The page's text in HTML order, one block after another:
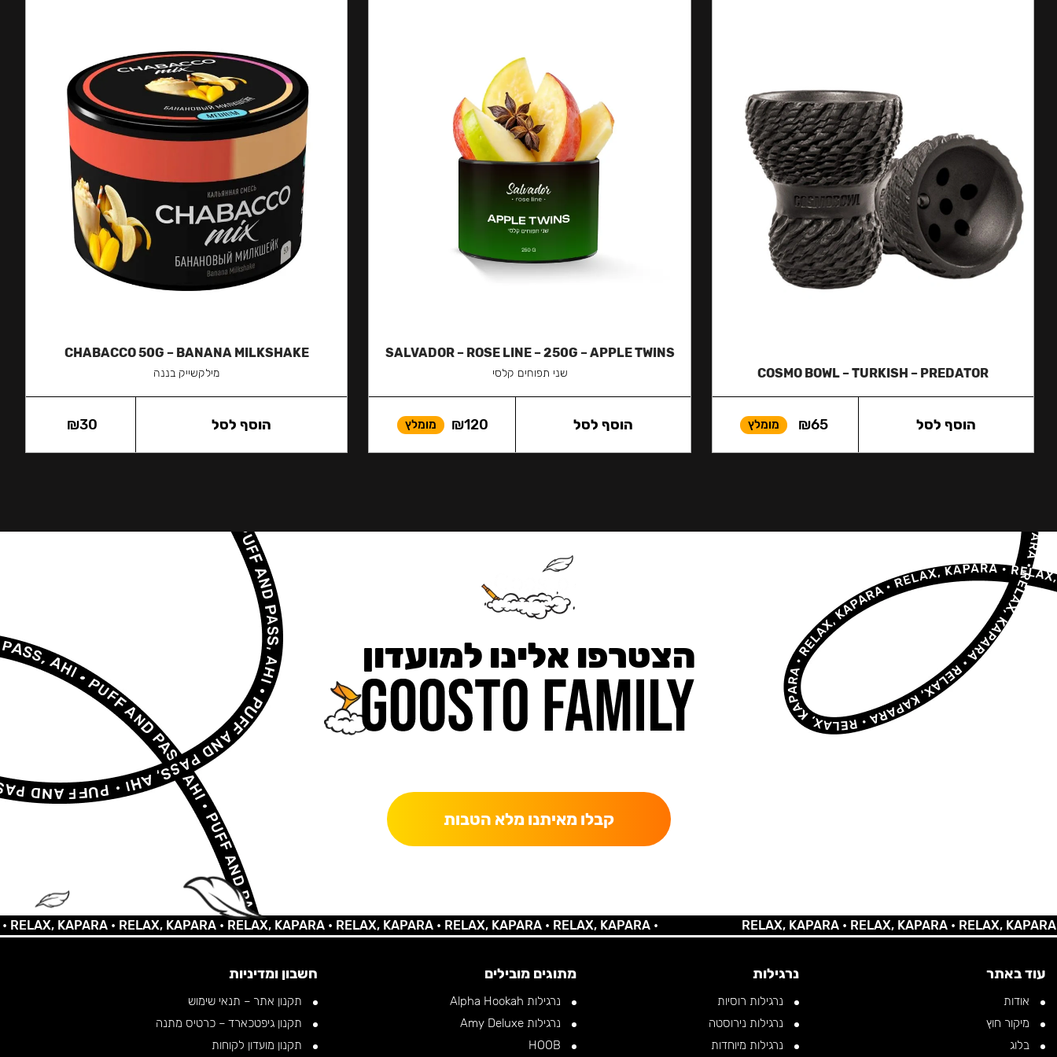
COSMO BOWL – TURKISH – PREDATOR
₪65 מומלץ הוסף לסל
SALVADOR – ROSE LINE – 250G – APPLE TWINS
שני תפוחים קלסי
₪120 מומלץ הוסף לסל
CHABACCO 50G – BANANA MILKSHAKE
מילקשייק בננה
₪30 הוסף לסל
הצטרפו אלינו למועדון
קבלו מאיתנו מלא הטבות
KAPARA •RELAX, KAPARA •RELAX, KAPARA •RELAX, KAPARA •RELAX, KAPARA •RELAX, KAPARA • RELAX, KAPARA •RELAX, KAPARA •RELAX, KAPARA •
עוד באתר
אודות
מיקור חוץ
בלוג
נרגילות
נרגילות רוסיות
נרגילות נירוסטה
נרגילות מיוחדות
מתוגים מובילים
נרגילות Alpha Hookah
נרגילות Amy Deluxe
חשבון ומדיניות
תקנון אתר – תנאי שימוש
תקנון גיפטכארד – כרטיס מתנה
תקנון מועדון לקוחות